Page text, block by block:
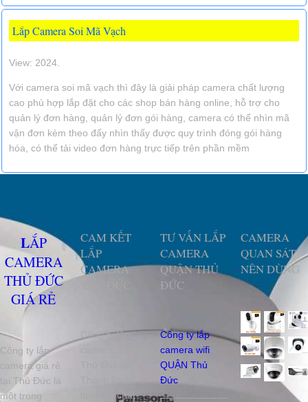
Lắp Camera Soi Mã Vạch
View: 2024.
Với camera soi mã vạch thì đây là giải pháp camera chất lượng
cao phù hợp lắp đặt cho các shop bán hàng online, hỗ trợ cho
quản lý đơn hàng, quản lý đơn gói hàng, camera có thể nhìn mã
vận đơn kèm theo đấy nhìn thấy được quy trình đóng gói hàng
hóa, có thể tải video đơn hàng trực tiếp trên phần mềm
LẮP
CAMERA
THỦ ĐỨC
GIÁ RẺ
Công ty lắp
camera giá rẻ
tại Thủ Đức là
một trong
CAM KẾT
LẮP
CAMERA
Công ty lắp
luôn lấy chất
TƯ VẤN LẮP
CAMERA
QUẬN THỦ
ĐỨC
Công ty lắp
camera wifi
QUẬN Thủ
Đức
CAMERA
QUAN SÁT
NÊN DÙNG